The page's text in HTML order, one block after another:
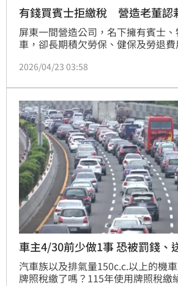
有錢買賓士拒繳稅 營造老董認
屏東一間營造公司，名下擁有賓士
車，卻長期積欠勞保、健保及勞退
工程款，公司負責人擔心害怕日後喪
2026/04/23 03:58
車主4/30前少做1事 恐被罰錢、
汽車族以及排氣量150c.c.以上的機
牌照稅繳了嗎？115年使用牌照稅繳